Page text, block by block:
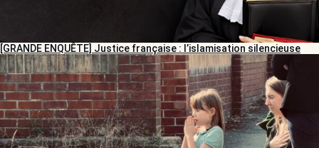
[GRANDE ENQUÊTE] Justice française : l’islamisation silencieuse